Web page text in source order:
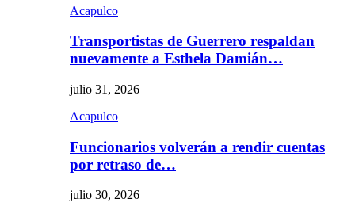
Acapulco
Transportistas de Guerrero respaldan
nuevamente a Esthela Damián…
julio 31, 2026
Acapulco
Funcionarios volverán a rendir cuentas
por retraso de…
julio 30, 2026